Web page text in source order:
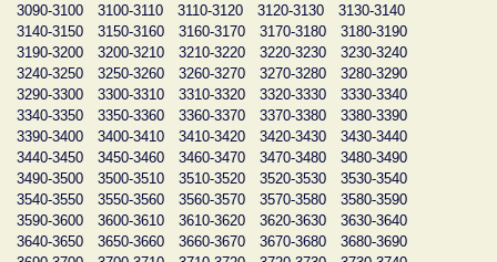
3090-3100
3100-3110 3110-3120 3120-3130
3130-3140
3140-3150
3150-3160 3160-3170 3170-3180
3180-3190
3190-3200
3200-3210 3210-3220 3220-3230
3230-3240
3240-3250
3250-3260 3260-3270 3270-3280
3280-3290
3290-3300
3300-3310 3310-3320 3320-3330
3330-3340
3340-3350
3350-3360 3360-3370 3370-3380
3380-3390
3390-3400
3400-3410 3410-3420 3420-3430
3430-3440
3440-3450
3450-3460 3460-3470 3470-3480
3480-3490
3490-3500
3500-3510 3510-3520 3520-3530
3530-3540
3540-3550
3550-3560 3560-3570 3570-3580
3580-3590
3590-3600
3600-3610 3610-3620 3620-3630
3630-3640
3640-3650
3650-3660 3660-3670 3670-3680
3680-3690